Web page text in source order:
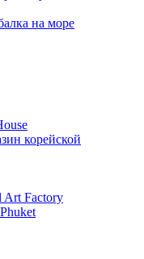
на море
корейской
Art Factory